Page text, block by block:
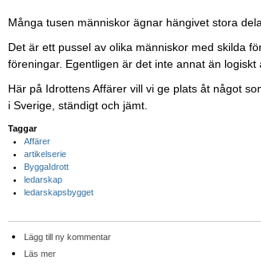
Många tusen människor ägnar hängivet stora
Det är ett pussel av olika människor med skilda
föreningar. Egentligen är det inte annat än logiskt
Här på Idrottens Affärer vill vi ge plats åt något
i Sverige, ständigt och jämt.
Taggar
Affärer
artikelserie
ByggaIdrott
ledarskap
ledarskapsbygget
Lägg till ny kommentar
Läs mer